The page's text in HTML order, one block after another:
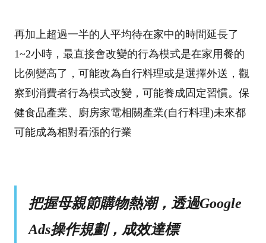
再加上超過一半的人平均待在家中的時間延長了
1~2小時，最直接會改變的行為模式是在家用餐的
比例變高了，可能改為自行料理或是選擇外送，觀
察到消費者行為模式改變，可能養成固定習慣。 保
健食品產業、廚房家電相關產業(自行料理)未來都
可能成為相對看漲的行業
把握母親節購物熱潮，透過Google
Ads操作規劃，成效達標